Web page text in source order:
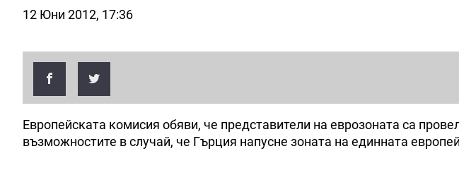
12 Юни 2012, 17:36
Европейската комисия обяви, че представители на еврозоната са
възможностите в случай, че Гърция напусне зоната на единната